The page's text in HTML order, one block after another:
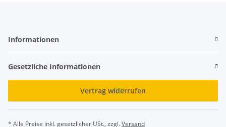
Informationen
Gesetzliche Informationen
Vertrag widerrufen
* Alle Preise inkl. gesetzlicher USt., zzgl.Versand